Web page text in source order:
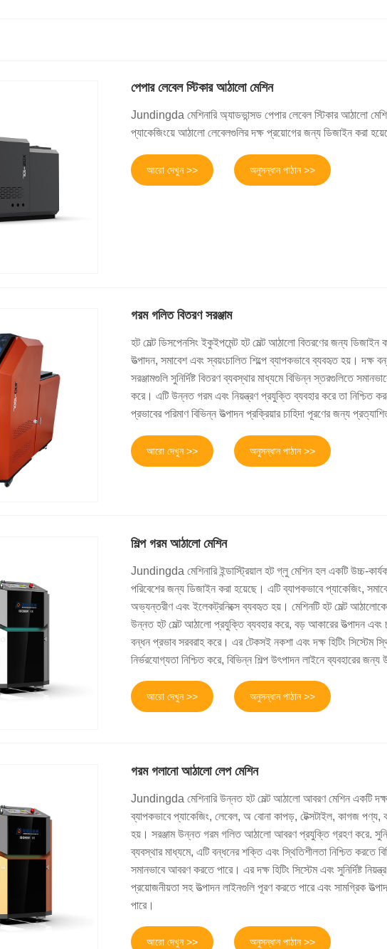
পেপার লেবেল স্টিকার আঠালো মেশিন
Jundingda মেশিনারি অ্যাডভান্সড পেপার লেবেল স্টিকার আঠালো
প্যাকেজিংয়ে আঠালো লেবেলগুলির দক্ষ প্রয়োগের জন্য ডিজাইন করা
আরো দেখুন >> অনুসন্ধান পাঠান >>
গরম গলিত বিতরণ সরঞ্জাম
হট মেল্ট ডিসপেনসিং ইকুইপমেন্ট হট মেল্ট আঠালো বিতরণের জন্য ডিজাইন
উত্পাদন, সমাবেশ এবং স্বয়ংচালিত শিল্পে ব্যাপকভাবে ব্যবহৃত হয়।
সরঞ্জামগুলি সুনির্দিষ্ট বিতরণ ব্যবস্থার মাধ্যমে বিভিন্ন স্তরগুলিতে
করে। এটি উন্নত গরম এবং নিয়ন্ত্রণ প্রযুক্তি ব্যবহার করে তা নিশ্চিত
প্রভাবের পরিমাণ বিভিন্ন উত্পাদন প্রক্রিয়ার চাহিদা পূরণের জন্য
আরো দেখুন >> অনুসন্ধান পাঠান >>
শিল্প গরম আঠালো মেশিন
Jundingda মেশিনারি ইন্ডাস্ট্রিয়াল হট গ্লু মেশিন হল একটি উচ্চ-
পরিবেশের জন্য ডিজাইন করা হয়েছে। এটি ব্যাপকভাবে প্যাকেজিং,
অভ্যন্তরীণ এবং ইলেকট্রনিক্সে ব্যবহৃত হয়। মেশিনটি হট মেল্ট
উন্নত হট মেল্ট আঠালো প্রযুক্তি ব্যবহার করে, বড় আকারের উত্পাদন এবং
বন্ধন প্রভাব সরবরাহ করে। এর টেকসই নকশা এবং দক্ষ হিটিং সিস্টেম
নির্ভরযোগ্যতা নিশ্চিত করে, বিভিন্ন শিল্প উৎপাদন লাইনে ব্যবহারের
আরো দেখুন >> অনুসন্ধান পাঠান >>
গরম গলানো আঠালো লেপ মেশিন
Jundingda মেশিনারি উন্নত হট মেল্ট আঠালো আবরণ মেশিন একটি
ব্যাপকভাবে প্যাকেজিং, লেবেল, অ বোনা কাপড়, টেক্সটাইল, কাগজ পণ্য,
হয়। সরঞ্জাম উন্নত গরম গলিত আঠালো আবরণ প্রযুক্তি গ্রহণ করে.
ব্যবস্থার মাধ্যমে, এটি বন্ধনের শক্তি এবং স্থিতিশীলতা নিশ্চিত করতে
সমানভাবে আবরণ করতে পারে। এর দক্ষ হিটিং সিস্টেম এবং সুনির্দিষ্ট
প্রয়োজনীয়তা সহ উত্পাদন লাইনগুলি পূরণ করতে পারে এবং সামগ্রিক
পারে।
আরো দেখুন >> অনুসন্ধান পাঠান >>